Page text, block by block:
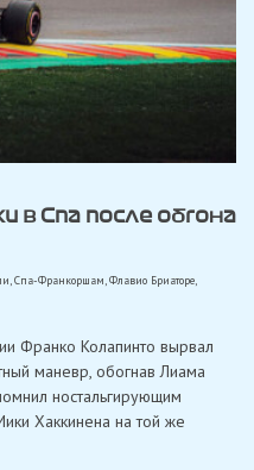
в Спа после обгона
,Спа-Франкоршам,Флавио Бриаторе
Франко Колапинто вырвал
маневр, обогнав Лиама
ностальгирующим
Хаккинена на той же